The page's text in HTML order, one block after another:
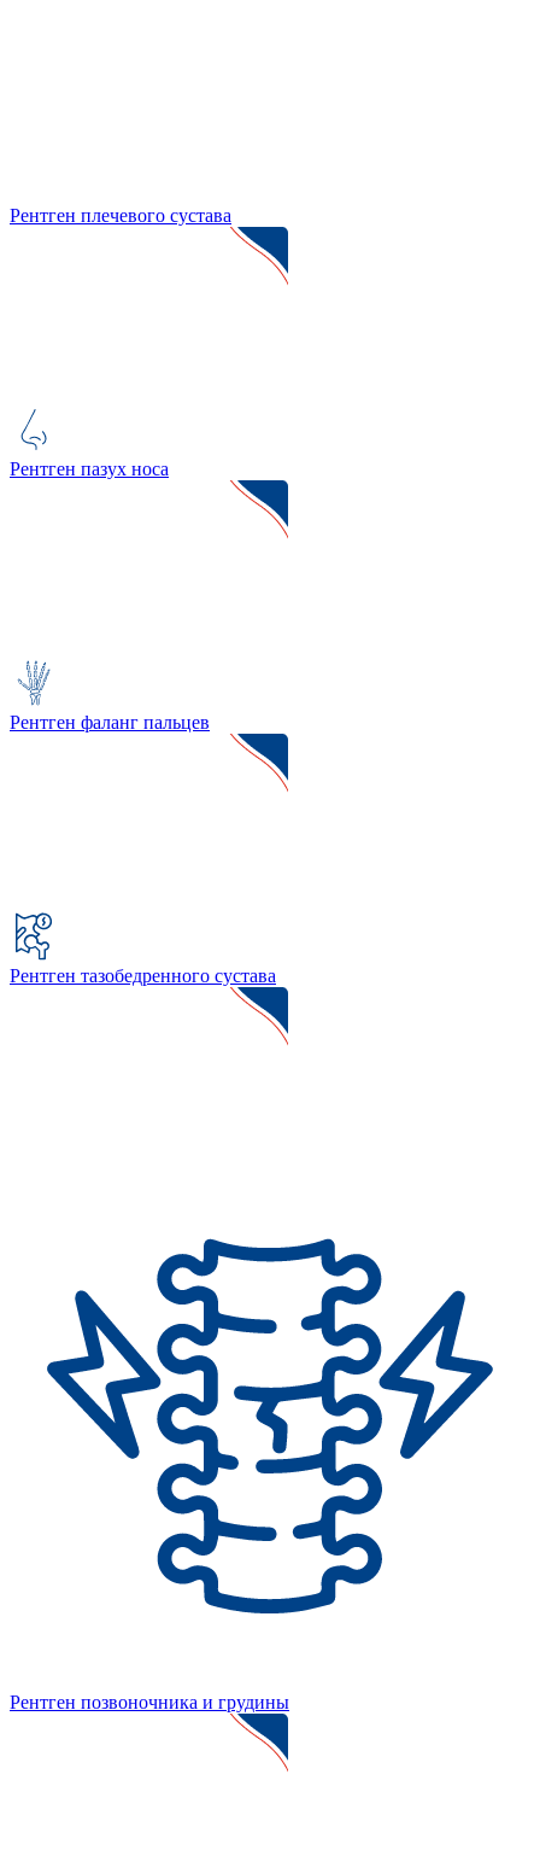
Рентген плечевого сустава
Рентген пазух носа
Рентген фаланг пальцев
Рентген тазобедренного сустава
Рентген позвоночника и грудины